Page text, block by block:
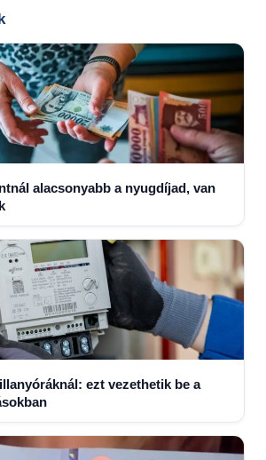
alacsonyabb a nyugdíjad, van
ezt vezethetik be a